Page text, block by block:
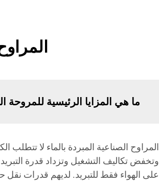
ما هي المزايا الرئيسية للمروحة
المراوح الصناعية المبردة بالماء لا تتطلب
وتخفض تكاليف التشغيل وتزداد قدرة التبريد
على الهواء فقط للتبريد. لديهم قدرات نقل